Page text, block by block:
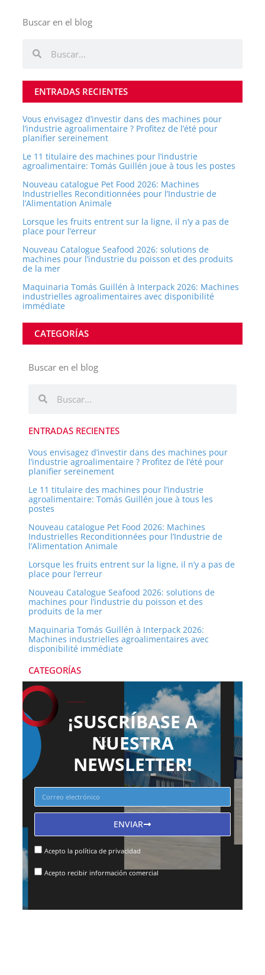
Buscar en el blog
ENTRADAS RECIENTES
Vous envisagez d’investir dans des machines pour
l’industrie agroalimentaire ? Profitez de l’été pour
planifier sereinement
Le 11 titulaire des machines pour l’industrie
agroalimentaire: Tomás Guillén joue à tous les postes
Nouveau catalogue Pet Food 2026: Machines
Industrielles Reconditionnées pour l’Industrie de
l’Alimentation Animale
Lorsque les fruits entrent sur la ligne, il n’y a pas de
place pour l’erreur
Nouveau Catalogue Seafood 2026: solutions de
machines pour l’industrie du poisson et des produits
de la mer
Maquinaria Tomás Guillén à Interpack 2026: Machines
industrielles agroalimentaires avec disponibilité
immédiate
CATEGORÍAS
Buscar en el blog
ENTRADAS RECIENTES
Vous envisagez d’investir dans des machines pour
l’industrie agroalimentaire ? Profitez de l’été pour
planifier sereinement
Le 11 titulaire des machines pour l’industrie
agroalimentaire: Tomás Guillén joue à tous les
postes
Nouveau catalogue Pet Food 2026: Machines
Industrielles Reconditionnées pour l’Industrie de
l’Alimentation Animale
Lorsque les fruits entrent sur la ligne, il n’y a pas de
place pour l’erreur
Nouveau Catalogue Seafood 2026: solutions de
machines pour l’industrie du poisson et des
produits de la mer
Maquinaria Tomás Guillén à Interpack 2026:
Machines industrielles agroalimentaires avec
disponibilité immédiate
CATEGORÍAS
¡SUSCRÍBASE A
NUESTRA
NEWSLETTER!
Acepto la política de privacidad
Acepto recibir información comercial
ENVIAR